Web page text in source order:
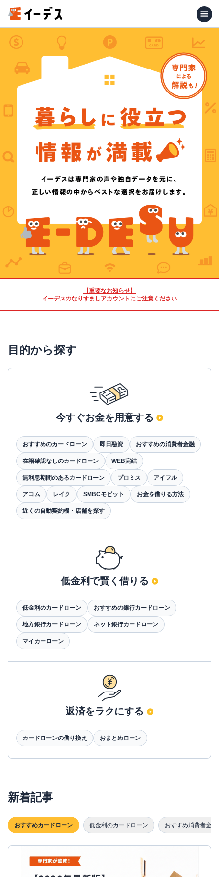
【重要なお知らせ】
イーデスのなりすましアカウントにご注意ください
目的から探す
今すぐお金を用意する
おすすめのカードローン 即日融資 おすすめの消費者金融
在籍確認なしのカードローン WEB完結
無利息期間のあるカードローン プロミス アイフル
アコム レイク SMBCモビット お金を借りる方法
近くの自動契約機・店舗を探す
低金利で賢く借りる
低金利のカードローン おすすめの銀行カードローン
地方銀行カードローン ネット銀行カードローン
マイカーローン
返済をラクにする
カードローンの借り換え おまとめローン
新着記事
おすすめカードローン 低金利のカードローン おすすめ消費者金融